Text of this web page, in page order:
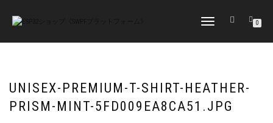
TOGGLE
0
UNISEX-PREMIUM-T-SHIRT-HEATHER-
PRISM-MINT-5FD009EA8CA51.JPG